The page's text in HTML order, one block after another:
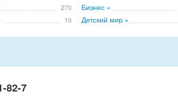
270 Бизнес »
10 Детский мир »
82-7